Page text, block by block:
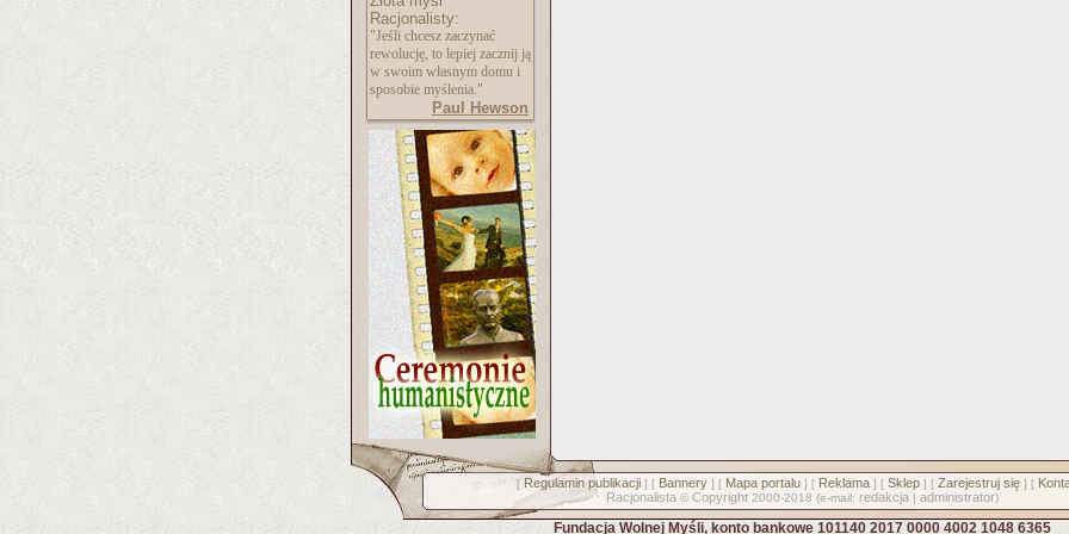
Racjonalisty:
"Jeśli chcesz zaczynać
rewolucję, to lepiej zacznij ją
w swoim własnym domu i
sposobie myślenia."
Paul Hewson
[ Regulamin publikacji] [ Bannery] [ Mapa portalu] [ Reklama] [ Sklep] [ Zarejestruj się] [
Racjonalista © Copyright 2000-2018 (e-mail: redakcja | administrator)
Fundacja Wolnej Myśli, konto bankowe 101140 2017 0000 4002 1048 6365